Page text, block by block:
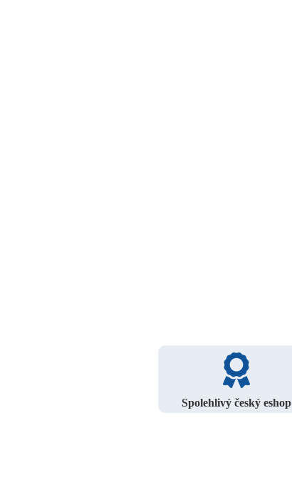
Spolehlivý český eshop